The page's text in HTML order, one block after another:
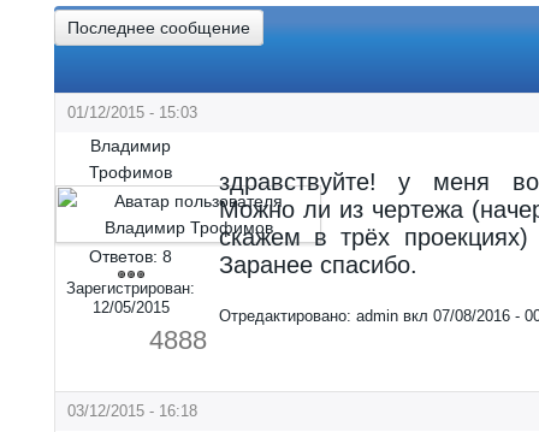
Последнее сообщение
01/12/2015 - 15:03
Владимир
Трофимов
Ответов: 8
Зарегистрирован:
12/05/2015
здравствуйте! у меня
Можно ли из чертежа
скажем в трёх
Заранее спасибо.
Отредактировано: adminвкл 07/08/2016 -
4888
03/12/2015 - 16:18